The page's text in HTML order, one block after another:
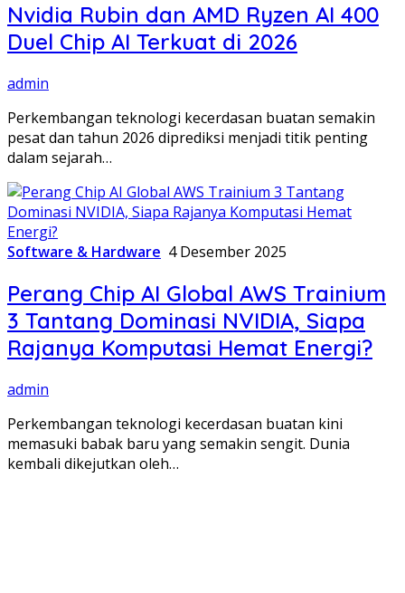
Nvidia Rubin dan AMD Ryzen AI 400
Duel Chip AI Terkuat di 2026
admin
Perkembangan teknologi kecerdasan buatan semakin
pesat dan tahun 2026 diprediksi menjadi titik penting
dalam sejarah…
Software & Hardware 4 Desember 2025
Perang Chip AI Global AWS Trainium
3 Tantang Dominasi NVIDIA, Siapa
Rajanya Komputasi Hemat Energi?
admin
Perkembangan teknologi kecerdasan buatan kini
memasuki babak baru yang semakin sengit. Dunia
kembali dikejutkan oleh…